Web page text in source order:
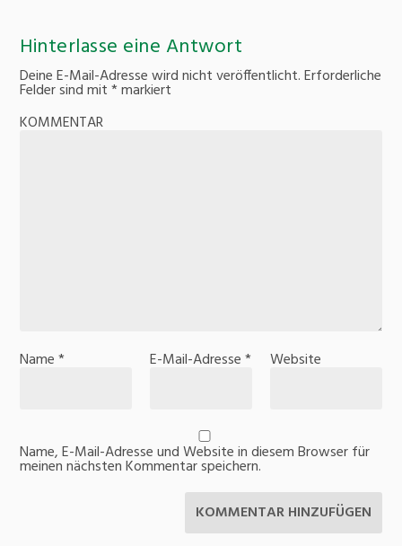
Hinterlasse eine Antwort
Deine E-Mail-Adresse wird nicht veröffentlicht. Erforderliche
Felder sind mit*markiert
KOMMENTAR
Name* E-Mail-Adresse* Website
Name, E-Mail-Adresse und Website in diesem Browser für
meinen nächsten Kommentar speichern.